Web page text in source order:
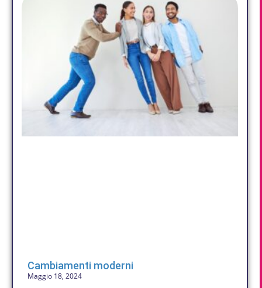
Cambiamenti moderni
Maggio 18, 2024